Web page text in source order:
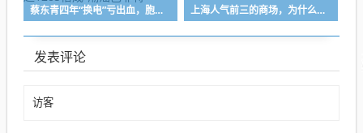
蔡东青四年“换电”亏出血，胞弟蔡晓东搭上泡泡玛特获利超1283倍成“潮汕巴菲特” 上海人气前三的商场，为什么越来越土了？
发表评论